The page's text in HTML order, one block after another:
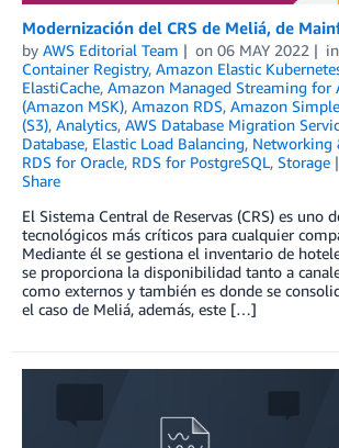
Modernización del CRS de Meliá, de
by AWS Editorial Team on 06 MAY 2022 in
Container Registry, Amazon Elastic
ElastiCache, Amazon Managed Streaming for
(Amazon MSK), Amazon RDS, Amazon
(S3), Analytics, AWS Database Migration
Database, Elastic Load Balancing, Networking
RDS for Oracle, RDS for PostgreSQL, Storage
Share
El Sistema Central de Reservas (CRS) es uno
tecnológicos más críticos para cualquier
Mediante él se gestiona el inventario de
se proporciona la disponibilidad tanto a
como externos y también es donde se
el caso de Meliá, además, este […]